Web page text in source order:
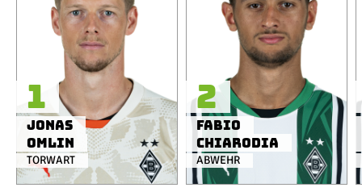
TORWART
Jonas
Omlin
1
ABWEHR
Fabio
Chiarodia
2